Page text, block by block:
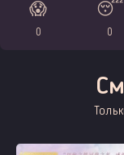
😱
0
😴
0